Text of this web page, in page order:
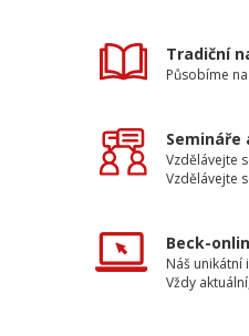
Tradiční
Působíme
Semináře
Vzdělávejte
Vzdělávejte
Beck-
Náš unikátní
Vždy